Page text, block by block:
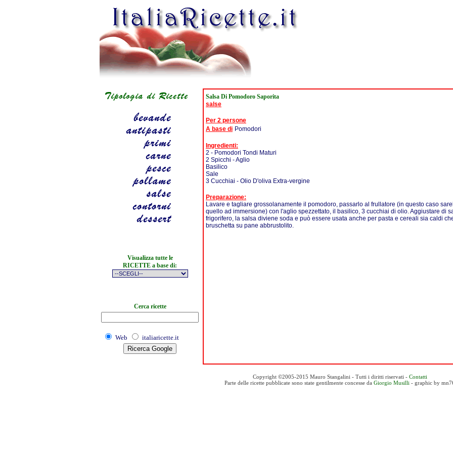
Visualizza tutte le
RICETTE a base di:
Cerca ricette
Web italiaricette.it
Salsa Di Pomodoro Saporita
salse
Per 2 persone
A base di Pomodori
Ingredienti:
2 - Pomodori Tondi Maturi
2 Spicchi - Aglio
Basilico
Sale
3 Cucchiai - Olio D'oliva Extra-vergine
Preparazione:
Lavare e tagliare grossolanamente il pomodoro, passarlo al frullatore (in questo caso
quello ad immersione) con l'aglio spezzettato, il basilico, 3 cucchiai di olio. Aggiustare di
frigorifero, la salsa diviene soda e può essere usata anche per pasta e cereali sia caldi
bruschetta su pane abbrustolito.
Copyright ©2005-2015 Mauro Stangalini - Tutti i diritti riservati - Contatti
Parte delle ricette pubblicate sono state gentilmente concesse da Giorgio Musilli - graphic by